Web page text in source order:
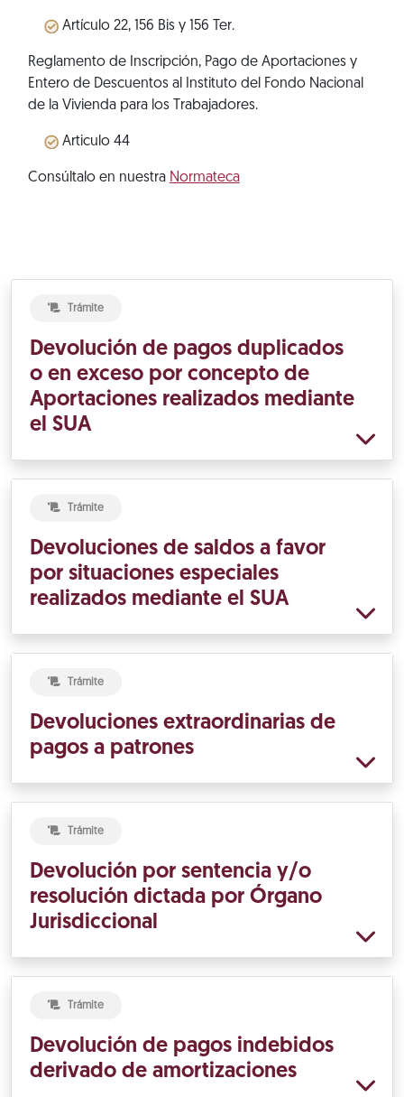
Artículo 22, 156 Bis y 156 Ter.
Reglamento de Inscripción, Pago de Aportaciones y
Entero de Descuentos al Instituto del Fondo Nacional
de la Vivienda para los Trabajadores.
Articulo 44
Consúltalo en nuestra Normateca
Trámite
Devolución de pagos duplicados
o en exceso por concepto de
Aportaciones realizados mediante
el SUA
Trámite
Devoluciones de saldos a favor
por situaciones especiales
realizados mediante el SUA
Trámite
Devoluciones extraordinarias de
pagos a patrones
Trámite
Devolución por sentencia y/o
resolución dictada por Órgano
Jurisdiccional
Trámite
Devolución de pagos indebidos
derivado de amortizaciones